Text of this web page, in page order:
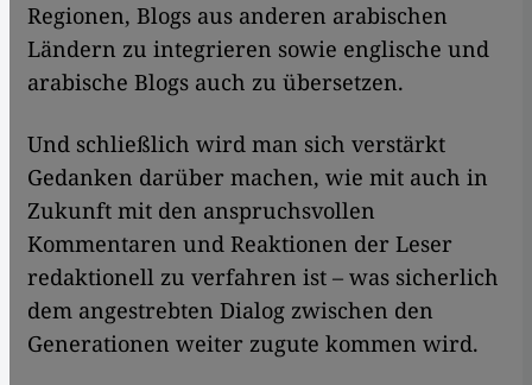
Regionen, Blogs aus anderen arabischen
Ländern zu integrieren sowie englische und
arabische Blogs auch zu übersetzen.
Und schließlich wird man sich verstärkt
Gedanken darüber machen, wie mit auch in
Zukunft mit den anspruchsvollen
Kommentaren und Reaktionen der Leser
redaktionell zu verfahren ist – was sicherlich
dem angestrebten Dialog zwischen den
Generationen weiter zugute kommen wird.